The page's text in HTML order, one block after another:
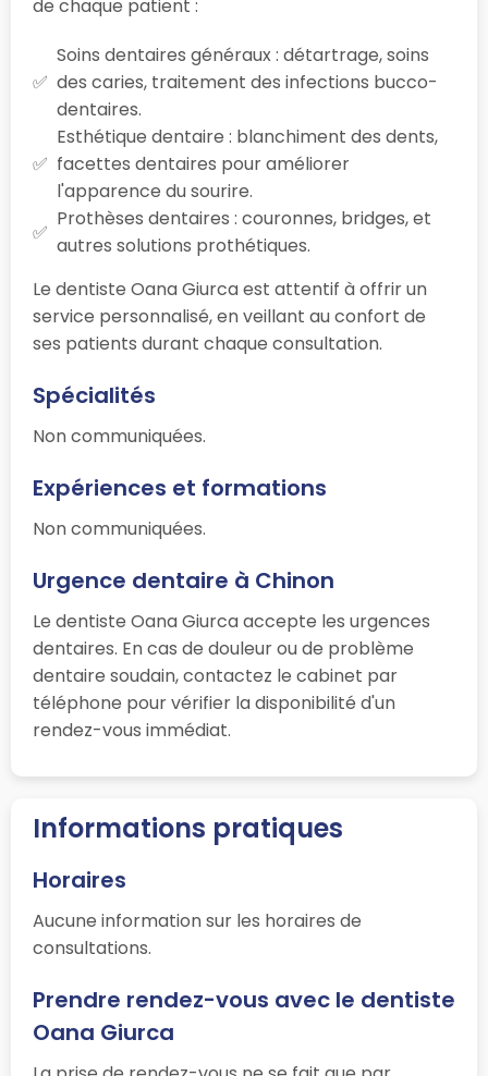
de chaque patient :
Soins dentaires généraux : détartrage, soins
des caries, traitement des infections bucco-
dentaires.
Esthétique dentaire : blanchiment des dents,
facettes dentaires pour améliorer
l'apparence du sourire.
Prothèses dentaires : couronnes, bridges, et
autres solutions prothétiques.
Le dentiste Oana Giurca est attentif à offrir un
service personnalisé, en veillant au confort de
ses patients durant chaque consultation.
Spécialités
Non communiquées.
Expériences et formations
Non communiquées.
Urgence dentaire à Chinon
Le dentiste Oana Giurca accepte les urgences
dentaires. En cas de douleur ou de problème
dentaire soudain, contactez le cabinet par
téléphone pour vérifier la disponibilité d'un
rendez-vous immédiat.
Informations pratiques
Horaires
Aucune information sur les horaires de
consultations.
Prendre rendez-vous avec le dentiste
Oana Giurca